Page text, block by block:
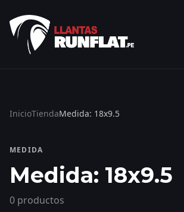
InicioTiendaMedida: 18x9.5
MEDIDA
Medida: 18x9.5
0 productos